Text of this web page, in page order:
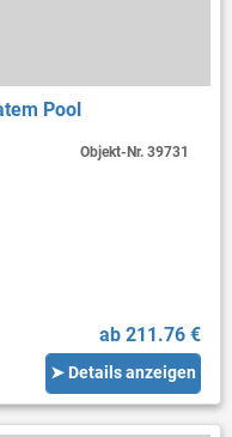
Pool
ab 211.76 €
➤ Details anzeigen
Objekt-Nr.39731